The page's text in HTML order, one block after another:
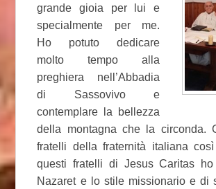
grande gioia per lui e
specialmente per me.
Ho potuto dedicare
molto tempo alla
preghiera nell’Abbadia
di Sassovivo e
contemplare la bellezza
della montagna che la circonda.
fratelli della fraternità italiana
questi fratelli di Jesus Caritas ho
Nazaret e lo stile missionario e di